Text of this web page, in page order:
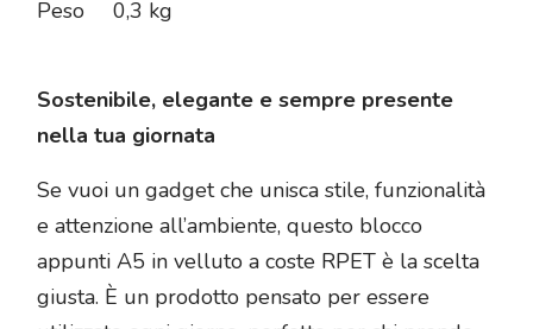
Peso
0,3 kg
Sostenibile, elegante e sempre presente
nella tua giornata
Se vuoi un gadget che unisca stile, funzionalità
e attenzione all’ambiente, questo blocco
appunti A5 in velluto a coste RPET è la scelta
giusta. È un prodotto pensato per essere